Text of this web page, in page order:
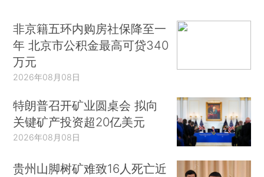
非京籍五环内购房社保降至一
年 北京市公积金最高可贷340
万元
2026年08月08日
特朗普召开矿业圆桌会 拟向
关键矿产投资超20亿美元
2026年08月08日
贵州山脚树矿难致16人死亡近